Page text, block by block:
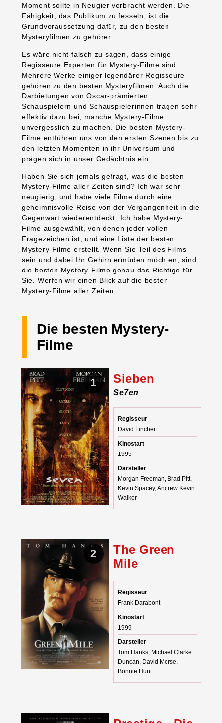
Moment sollte in Neugier verbracht werden. Die
Fähigkeit, das Publikum zu fesseln, ist die
Grundvoraussetzung dafür, zu den besten
Mysteryfilmen zu gehören.
Es wäre nicht falsch zu sagen, dass einige
Regisseure Experten für Mystery-Filme sind.
Mehrere Werke einiger legendärer Regisseure
gehören zu den besten Mysteryfilmen. Auch die
Darbietungen von Oscar-prämierten
Schauspielern und Schauspielerinnen tragen sehr
effektiv dazu bei, manche Mystery-Filme
unvergesslich zu machen. Die besten Mystery-
Filme entführen uns von den ersten Szenen bis zu
den letzten Momenten in ihr Universum und
prägen sich in unser Gedächtnis ein.
Haben Sie sich jemals gefragt, was die besten
Mystery-Filme aller Zeiten sind? Ich war sehr
neugierig, und habe viele Filme durch eine
geheimnisvolle Reise von der Vergangenheit in die
Gegenwart wiederentdeckt. Ich habe Mystery-
Filme ausgewählt, von denen jeder vollen
Fragezeichen ist, und eine Liste der besten
Mystery-Filme erstellt. Wenn Sie Teil des Films
sein und dabei Ihr Gehirn ermüden möchten, sind
die besten Mystery-Filme genau das Richtige für
Sie. Werfen wir einen Blick auf die besten
Mystery-Filme aller Zeiten.
Die besten Mystery-
Filme
1 Sieben
Se7en
Regisseur
David Fincher
Kinostart
1995
Darsteller
Morgan Freeman, Brad Pitt,
Kevin Spacey, Andrew Kevin
Walker
2
The Green
Mile
Regisseur
Frank Darabont
Kinostart
1999
Darsteller
Tom Hanks, Michael Clarke
Duncan, David Morse,
Bonnie Hunt